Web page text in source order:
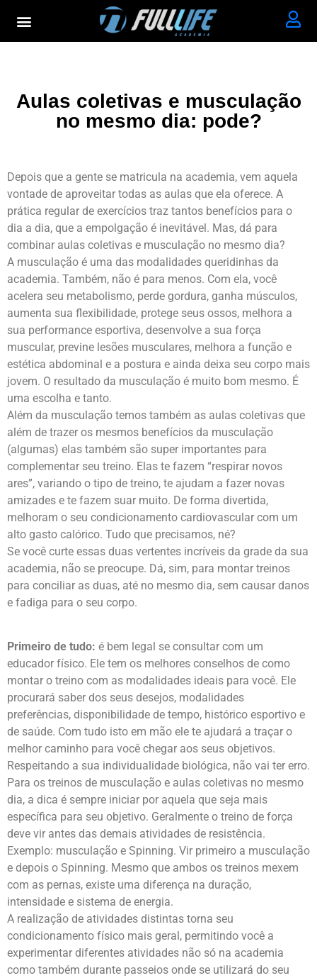
Aulas coletivas e musculação
no mesmo dia: pode?
Depois que a gente se matricula na academia, vem aquela
vontade de aproveitar todas as aulas que ela oferece. A
prática regular de exercícios traz tantos benefícios para o
dia a dia, que a empolgação é inevitável. Mas, dá para
combinar aulas coletivas e musculação no mesmo dia?
A musculação é uma das modalidades queridinhas da
academia. Também, não é para menos. Com ela, você
acelera seu metabolismo, perde gordura, ganha músculos,
aumenta sua flexibilidade, protege seus ossos, melhora a
sua performance esportiva, desenvolve a sua força
muscular, previne lesões musculares, melhora a função e
estética abdominal e a postura e ainda deixa seu corpo mais
jovem. O resultado da musculação é muito bom mesmo. É
uma escolha e tanto.
Além da musculação temos também as aulas coletivas que
além de trazer os mesmos benefícios da musculação
(algumas) elas também são super importantes para
complementar seu treino. Elas te fazem “respirar novos
ares”, variando o tipo de treino, te ajudam a fazer novas
amizades e te fazem suar muito. De forma divertida,
melhoram o seu condicionamento cardiovascular com um
alto gasto calórico. Tudo que precisamos, né?
Se você curte essas duas vertentes incríveis da grade da sua
academia, não se preocupe. Dá, sim, para montar treinos
para conciliar as duas, até no mesmo dia, sem causar danos
e fadiga para o seu corpo.
Primeiro de tudo: é bem legal se consultar com um
educador físico. Ele tem os melhores conselhos de como
montar o treino com as modalidades ideais para você. Ele
procurará saber dos seus desejos, modalidades
preferências, disponibilidade de tempo, histórico esportivo e
de saúde. Com tudo isto em mão ele te ajudará a traçar o
melhor caminho para você chegar aos seus objetivos.
Respeitando a sua individualidade biológica, não vai ter erro.
Para os treinos de musculação e aulas coletivas no mesmo
dia, a dica é sempre iniciar por aquela que seja mais
específica para seu objetivo. Geralmente o treino de força
deve vir antes das demais atividades de resistência.
Exemplo: musculação e Spinning. Vir primeiro a musculação
e depois o Spinning. Mesmo que ambos os treinos mexem
com as pernas, existe uma diferença na duração,
intensidade e sistema de energia.
A realização de atividades distintas torna seu
condicionamento físico mais geral, permitindo você a
experimentar diferentes atividades não só na academia
como também durante passeios onde se utilizará do seu